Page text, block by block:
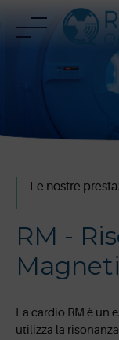
content
Le nostre
RM -
La cardio RM è un
utilizza la